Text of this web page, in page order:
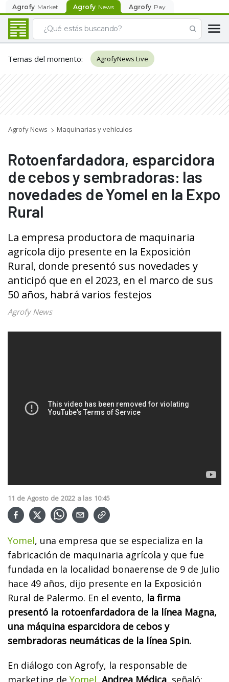
Agrofy Market Agrofy News Agrofy Pay
Temas del momento: AgrofyNews Live
Agrofy News Maquinarias y vehículos
Rotoenfardadora, esparcidora
de cebos y sembradoras: las
novedades de Yomel en la Expo
Rural
La empresa productora de maquinaria
agrícola dijo presente en la Exposición
Rural, donde presentó sus novedades y
anticipó que en el 2023, en el marco de sus
50 años, habrá varios festejos
Agrofy News
11 de Agosto de 2022 a las 10:45
Yomel, una empresa que se especializa en la
fabricación de maquinaria agrícola y que fue
fundada en la localidad bonaerense de 9 de Julio
hace 49 años, dijo presente en la Exposición
Rural de Palermo. En el evento, la firma
presentó la rotoenfardadora de la línea Magna,
una máquina esparcidora de cebos y
sembradoras neumáticas de la línea Spin.
En diálogo con Agrofy, la responsable de
marketing de Yomel, Andrea Médica, señaló: